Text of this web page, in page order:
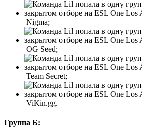
Nigma;
OG Seed;
Team Secret;
ViKin.gg.
Группа Б: